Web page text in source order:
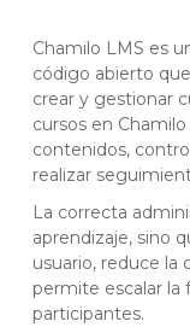
Chamilo LMS es
código abierto
crear y gestionar
cursos en
contenidos,
realizar
La correcta
aprendizaje, sino
usuario, reduce la
permite escalar
participantes.